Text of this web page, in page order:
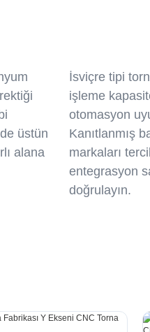
üstün
alana
İsviçre tipi
işleme
otomasyon
Kanıtlanmış
markaları
entegrasyon
doğrulayın.